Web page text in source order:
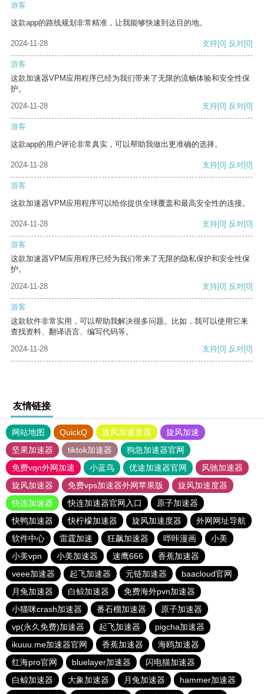
游客
这款app的路线规划非常精准，让我能够快速到达目的地。
2024-11-28 支持[0] 反对[0]
游客
这款加速器VPM应用程序已经为我们带来了无限的流畅体验和安全性保
护。
2024-11-28
支持[0] 反对[0]
游客
这款app的用户评论非常真实，可以帮助我做出更准确的选择。
2024-11-28 支持[0] 反对[0]
游客
这款加速器VPM应用程序可以给你提供全球覆盖和最高安全性的连接。
2024-11-28 支持[0] 反对[0]
游客
这款加速器VPM应用程序已经为我们带来了无限的隐私保护和安全性保
护。
2024-11-28
支持[0] 反对[0]
游客
这款软件非常实用，可以帮助我解决很多问题。比如，我可以使用它来
查找资料、翻译语言、编写代码等。
2024-11-28
支持[0] 反对[0]
友情链接
网站地图 QuickQ 旋风加速度器
旋风加速
坚果加速器
tiktok加速器
狗急加速器官网
免费vqn外网加速
小蓝鸟 优途加速器官网
风驰加速器
旋风加速器
免费vps加速器外网苹果版
旋风加速度器
快连加速器
快连加速器官网入口
原子加速器
快鸭加速器
快柠檬加速器 旋风加速度器
外网网址导航
软件中心
雷霆加速 狂飙加速器 哔咔漫画
小美
小美vpn
小美加速器 速鹰666
香蕉加速器
veee加速器
起飞加速器 元链加速器
baacloud官网
月兔加速器
白鲸加速器
免费海外pvn加速器
小猫咪crash加速器
番石榴加速器
原子加速器
vp(永久免费)加速器
起飞加速器
pigcha加速器
ikuuu.me加速器官网
香蕉加速器
海鸥加速器
红海pro官网
bluelayer加速器
闪电猫加速器
白鲸加速器
大象加速器 月兔加速器
hammer加速器